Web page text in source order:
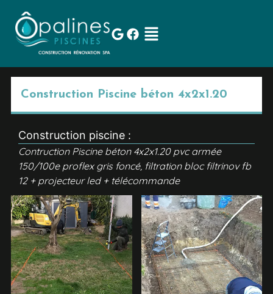
Construction Piscine béton 4x2x1.20
Construction piscine :
Contruction Piscine béton 4x2x1.20 pvc armée
150/100e proflex gris foncé, filtration bloc filtrinov fb
12 + projecteur led + télécommande